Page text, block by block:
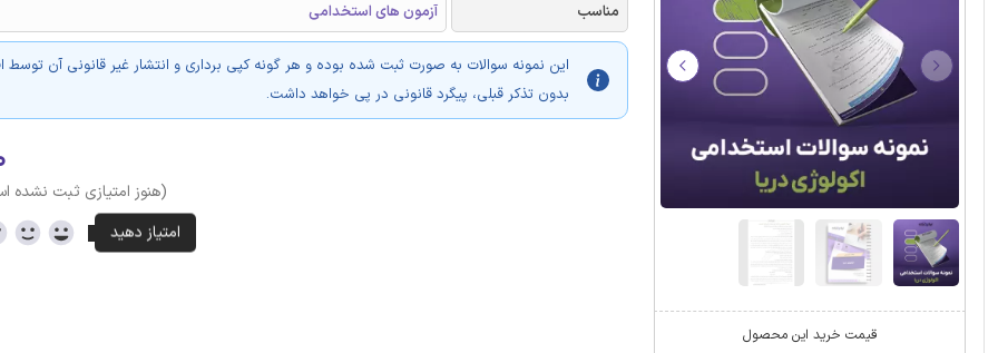
قیمت خرید این محصول
مناسب
آزمون های استخدامی
این نمونه سوالات به صورت ثبت شده بوده و هر گونه کپی برداری و انتشار غیر قانونی آن توسط
بدون تذکر قبلی، پیگرد قانونی در پی خواهد داشت.
(هنوز امتیازی ثبت نشده